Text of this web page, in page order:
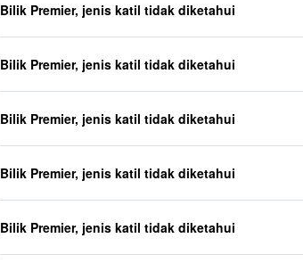
Bilik Premier, jenis katil tidak diketahui
Bilik Premier, jenis katil tidak diketahui
Bilik Premier, jenis katil tidak diketahui
Bilik Premier, jenis katil tidak diketahui
Bilik Premier, jenis katil tidak diketahui